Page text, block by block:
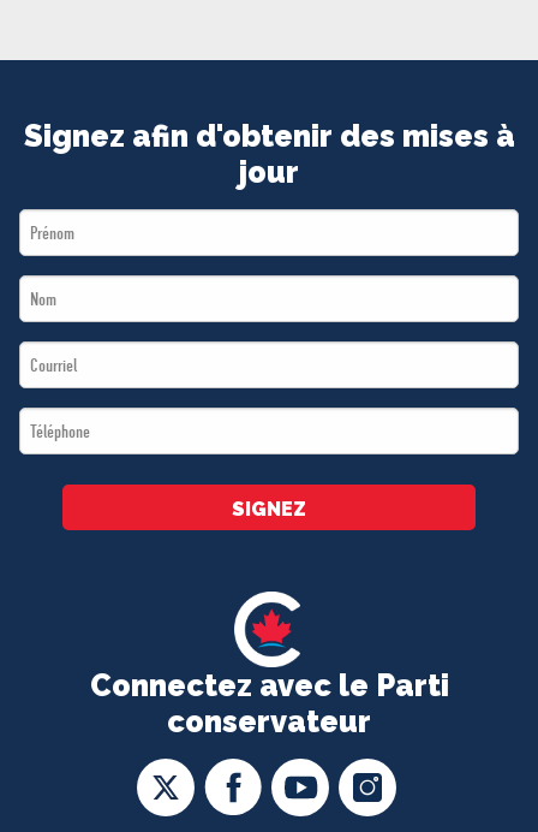
Connectez avec le Parti
conservateur
Signez afin d'obtenir des mises à
jour
First
Name
Last
Name
Email
*
Téléphone
*
SIGNEZ